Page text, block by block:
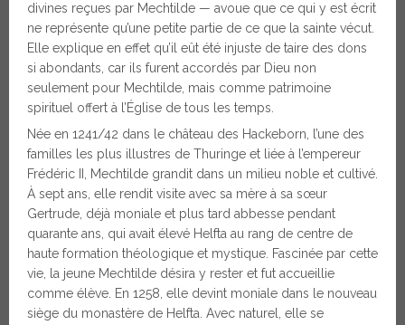
divines reçues par Mechtilde — avoue que ce qui y est écrit
ne représente qu’une petite partie de ce que la sainte vécut.
Elle explique en effet qu’il eût été injuste de taire des dons
si abondants, car ils furent accordés par Dieu non
seulement pour Mechtilde, mais comme patrimoine
spirituel offert à l’Église de tous les temps.
Née en 1241/42 dans le château des Hackeborn, l’une des
familles les plus illustres de Thuringe et liée à l’empereur
Frédéric II, Mechtilde grandit dans un milieu noble et cultivé.
À sept ans, elle rendit visite avec sa mère à sa sœur
Gertrude, déjà moniale et plus tard abbesse pendant
quarante ans, qui avait élevé Helfta au rang de centre de
haute formation théologique et mystique. Fascinée par cette
vie, la jeune Mechtilde désira y rester et fut accueillie
comme élève. En 1258, elle devint moniale dans le nouveau
siège du monastère de Helfta. Avec naturel, elle se